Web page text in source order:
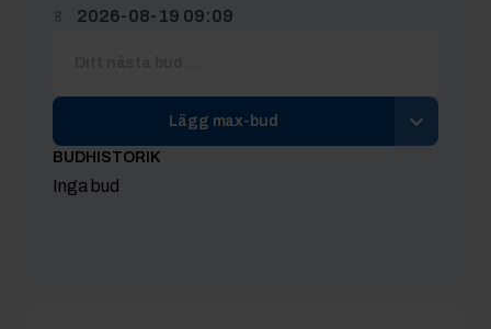
2026-08-19 09:09
Lägg max-bud
BUDHISTORIK
Inga bud